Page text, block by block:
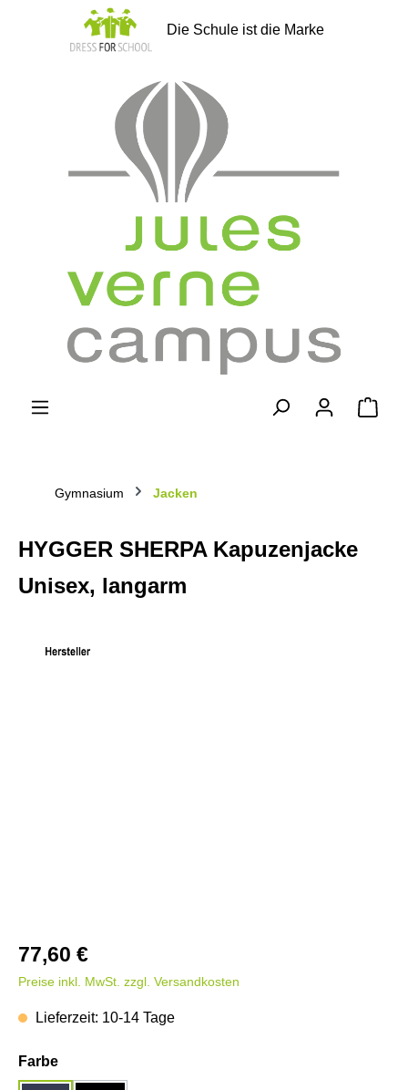
springen
Die Schule ist die Marke
Gymnasium Jacken
HYGGER SHERPA Kapuzenjacke
Unisex, langarm
77,60 €
Preise inkl. MwSt. zzgl. Versandkosten
Lieferzeit: 10-14 Tage
Farbeauswählen